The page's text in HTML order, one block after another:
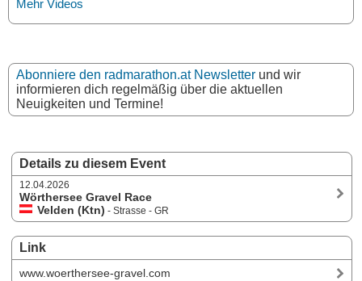
Details zu diesem Event
12.04.2026
Wörthersee Gravel Race
Velden (Ktn) - Strasse - GR
Link
www.woerthersee-gravel.com
Mehr Videos
Abonniere den radmarathon.at Newsletter und wir
informieren dich regelmäßig über die aktuellen
Neuigkeiten und Termine!